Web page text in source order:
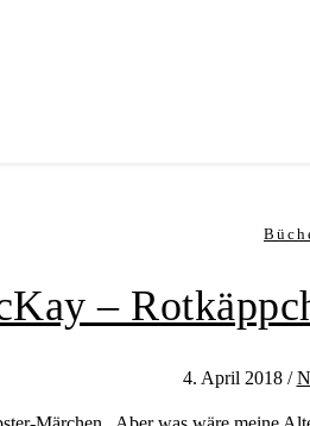
–
4. April 2018 /